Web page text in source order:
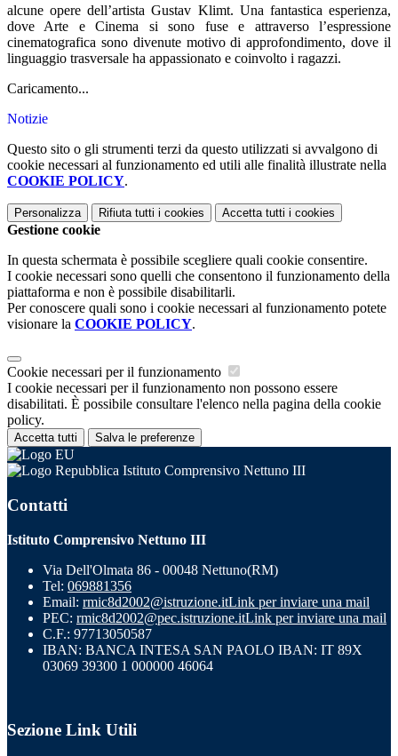
alcune opere dell’artista Gustav Klimt. Una fantastica esperienza,
dove Arte e Cinema si sono fuse e attraverso l’espressione
cinematografica sono divenute motivo di approfondimento, dove il
linguaggio trasversale ha appassionato e coinvolto i ragazzi.
Caricamento...
Notizie
Questo sito o gli strumenti terzi da questo utilizzati si avvalgono di
cookie necessari al funzionamento ed utili alle finalità illustrate nella
COOKIE POLICY.
Personalizza Rifiuta tutti i cookies Accetta tutti i cookies
Gestione cookie
In questa schermata è possibile scegliere quali cookie consentire.
I cookie necessari sono quelli che consentono il funzionamento della
piattaforma e non è possibile disabilitarli.
Per conoscere quali sono i cookie necessari al funzionamento potete
visionare la COOKIE POLICY.
Cookie necessari per il funzionamento
I cookie necessari per il funzionamento non possono essere
disabilitati. È possibile consultare l'elenco nella pagina della cookie
policy.
Accetta tutti Salva le preferenze
Istituto Comprensivo Nettuno III
Contatti
Istituto Comprensivo Nettuno III
Via Dell'Olmata 86 - 00048 Nettuno(RM)
Tel: 069881356
Email: rmic8d2002@istruzione.itLink per inviare una mail
PEC: rmic8d2002@pec.istruzione.itLink per inviare una mail
C.F.: 97713050587
IBAN: BANCA INTESA SAN PAOLO IBAN: IT 89X
03069 39300 1 000000 46064
Sezione Link Utili